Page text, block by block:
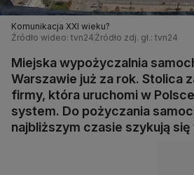
Komunikacja XXI wieku?
Źródło wideo: tvn24 Źródło zdj. gł.: tvn24
Miejska wypożyczalnia
Warszawie już za rok. Stolica
firmy, która uruchomi w
system. Do pożyczania
najbliższym czasie szykują